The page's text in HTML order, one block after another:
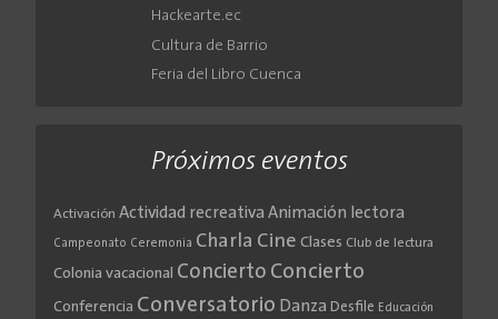
Hackearte.ec
Cultura de Barrio
Feria del Libro Cuenca
Próximos eventos
Activación Actividad recreativa Animación lectora
Campeonato Ceremonia Charla Cine Clases Club de lectura
Colonia vacacional Concierto Concierto
Conferencia Conversatorio Danza Desfile Educación